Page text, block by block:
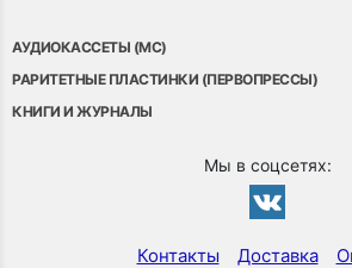
АУДИОКАССЕТЫ (MC)
РАРИТЕТНЫЕ ПЛАСТИНКИ (ПЕРВОПРЕССЫ)
КНИГИ И ЖУРНАЛЫ
Мы в соцсетях:
Контакты Доставка